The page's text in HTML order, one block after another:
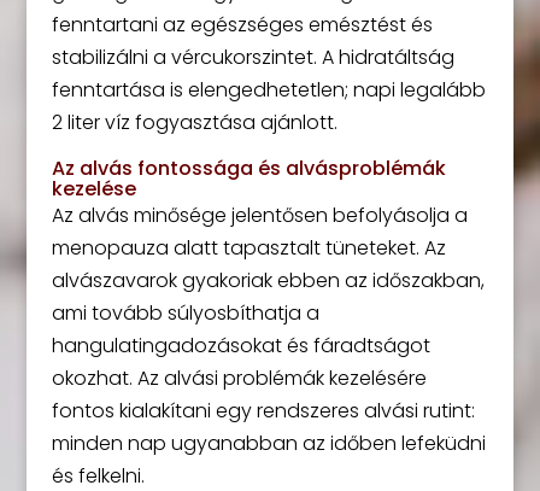
fenntartani az egészséges emésztést és
stabilizálni a vércukorszintet. A hidratáltság
fenntartása is elengedhetetlen; napi legalább
2 liter víz fogyasztása ajánlott.
Az alvás fontossága és alvásproblémák
kezelése
Az alvás minősége jelentősen befolyásolja a
menopauza alatt tapasztalt tüneteket. Az
alvászavarok gyakoriak ebben az időszakban,
ami tovább súlyosbíthatja a
hangulatingadozásokat és fáradtságot
okozhat. Az alvási problémák kezelésére
fontos kialakítani egy rendszeres alvási rutint:
minden nap ugyanabban az időben lefeküdni
és felkelni.